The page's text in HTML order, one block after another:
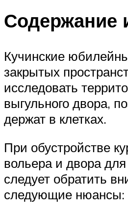
Содержание
Кучинские
закрытых
исследовать
выгульного двора,
держат в клетках.
При обустройстве
вольера и двора
следует обратить
следующие нюансы: